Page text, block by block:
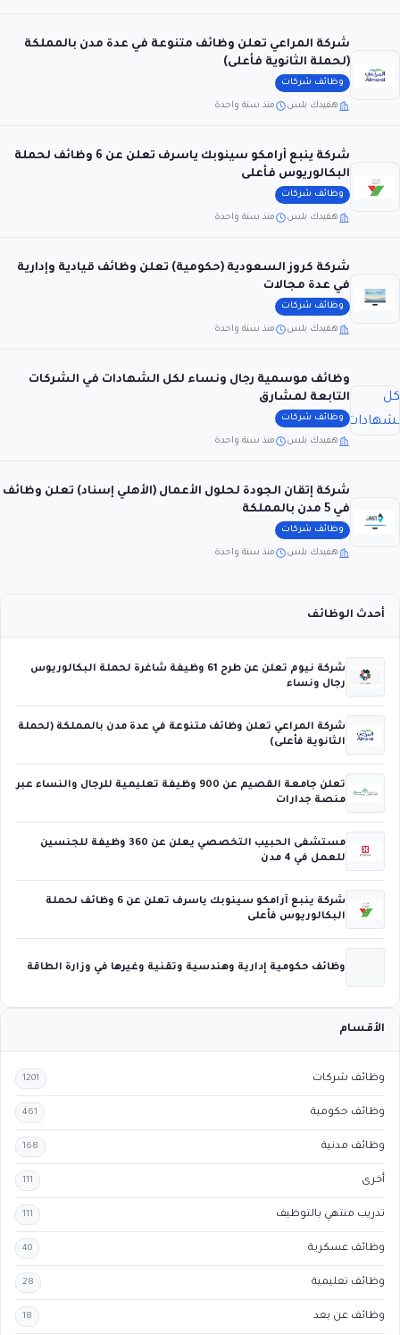
شركة المراعي تعلن وظائف متنوعة في عدة مدن بالمملكة
(لحملة الثانوية فأعلى)
وظائف شركات
هفيدك بلس منذ سنة واحدة
شركة ينبع أرامكو سينوبك ياسرف تعلن عن 6 وظائف لحملة
البكالوريوس فأعلى
وظائف شركات
هفيدك بلس منذ سنة واحدة
شركة كروز السعودية (حكومية) تعلن وظائف قيادية وإدارية
في عدة مجالات
وظائف شركات
هفيدك بلس منذ سنة واحدة
وظائف موسمية رجال ونساء لكل الشهادات في الشركات
التابعة لمشارق
وظائف شركات
هفيدك بلس منذ سنة واحدة
شركة إتقان الجودة لحلول الأعمال (الأهلي إسناد) تعلن وظائف
في 5 مدن بالمملكة
وظائف شركات
هفيدك بلس منذ سنة واحدة
أحدث الوظائف
شركة نيوم تعلن عن طرح 61 وظيفة شاغرة لحملة البكالوريوس
رجال ونساء
شركة المراعي تعلن وظائف متنوعة في عدة مدن بالمملكة (لحملة
الثانوية فأعلى)
تعلن جامعة القصيم عن 900 وظيفة تعليمية للرجال والنساء عبر
منصة جدارات
مستشفى الحبيب التخصصي يعلن عن 360 وظيفة للجنسين
للعمل في 4 مدن
شركة ينبع أرامكو سينوبك ياسرف تعلن عن 6 وظائف لحملة
البكالوريوس فأعلى
وظائف حكومية إدارية وهندسية وتقنية وغيرها في وزارة الطاقة
الأقسام
وظائف شركات 1201
وظائف حكومية 461
وظائف مدنية 168
أخرى 111
تدريب منتهي بالتوظيف 111
وظائف عسكرية 40
وظائف تعليمية 28
وظائف عن بعد 18